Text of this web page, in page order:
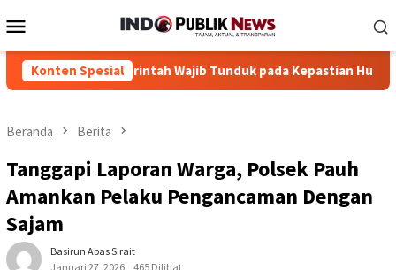
ke
Mobile
Konten Spesial
Pemerintah Wajib Tunduk pada Kepastian Hukum
Beranda Berita
Tanggapi Laporan Warga, Polsek Pauh
Amankan Pelaku Pengancaman Dengan
Sajam
Basirun Abas Sirait
Januari 27, 2026
465 Dilihat